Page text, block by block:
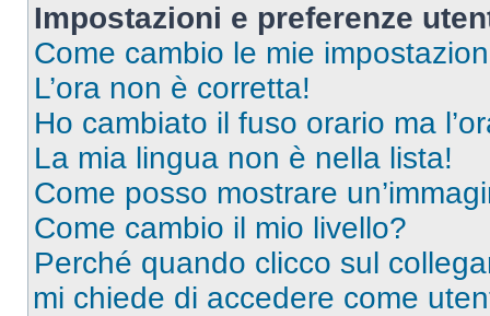
Impostazioni e preferenze
Come cambio le mie
L’ora non è corretta!
Ho cambiato il fuso orario ma
La mia lingua non è nella lista!
Come posso mostrare
Come cambio il mio livello?
Perché quando clicco sul
mi chiede di accedere come